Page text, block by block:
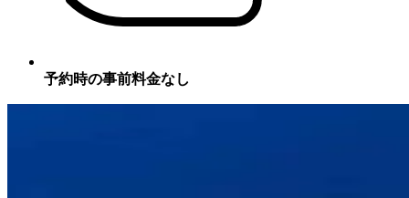
予約時の事前料金なし